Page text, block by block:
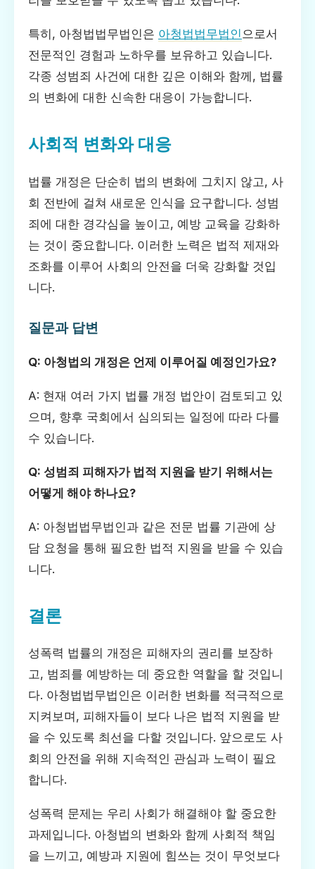
특히, 아청법법무법인은 아청법법무법인 으로서
전문적인 경험과 노하우를 보유하고 있습니다.
각종 성범죄 사건에 대한 깊은 이해와 함께, 법률
의 변화에 대한 신속한 대응이 가능합니다.
사회적 변화와 대응
법률 개정은 단순히 법의 변화에 그치지 않고, 사
회 전반에 걸쳐 새로운 인식을 요구합니다. 성범
죄에 대한 경각심을 높이고, 예방 교육을 강화하
는 것이 중요합니다. 이러한 노력은 법적 제재와
조화를 이루어 사회의 안전을 더욱 강화할 것입
니다.
질문과 답변
Q: 아청법의 개정은 언제 이루어질 예정인가요?
A: 현재 여러 가지 법률 개정 법안이 검토되고 있
으며, 향후 국회에서 심의되는 일정에 따라 다를
수 있습니다.
Q: 성범죄 피해자가 법적 지원을 받기 위해서는
어떻게 해야 하나요?
A: 아청법법무법인과 같은 전문 법률 기관에 상
담 요청을 통해 필요한 법적 지원을 받을 수 있습
니다.
결론
성폭력 법률의 개정은 피해자의 권리를 보장하
고, 범죄를 예방하는 데 중요한 역할을 할 것입니
다. 아청법법무법인은 이러한 변화를 적극적으로
지켜보며, 피해자들이 보다 나은 법적 지원을 받
을 수 있도록 최선을 다할 것입니다. 앞으로도 사
회의 안전을 위해 지속적인 관심과 노력이 필요
합니다.
성폭력 문제는 우리 사회가 해결해야 할 중요한
과제입니다. 아청법의 변화와 함께 사회적 책임
을 느끼고, 예방과 지원에 힘쓰는 것이 무엇보다